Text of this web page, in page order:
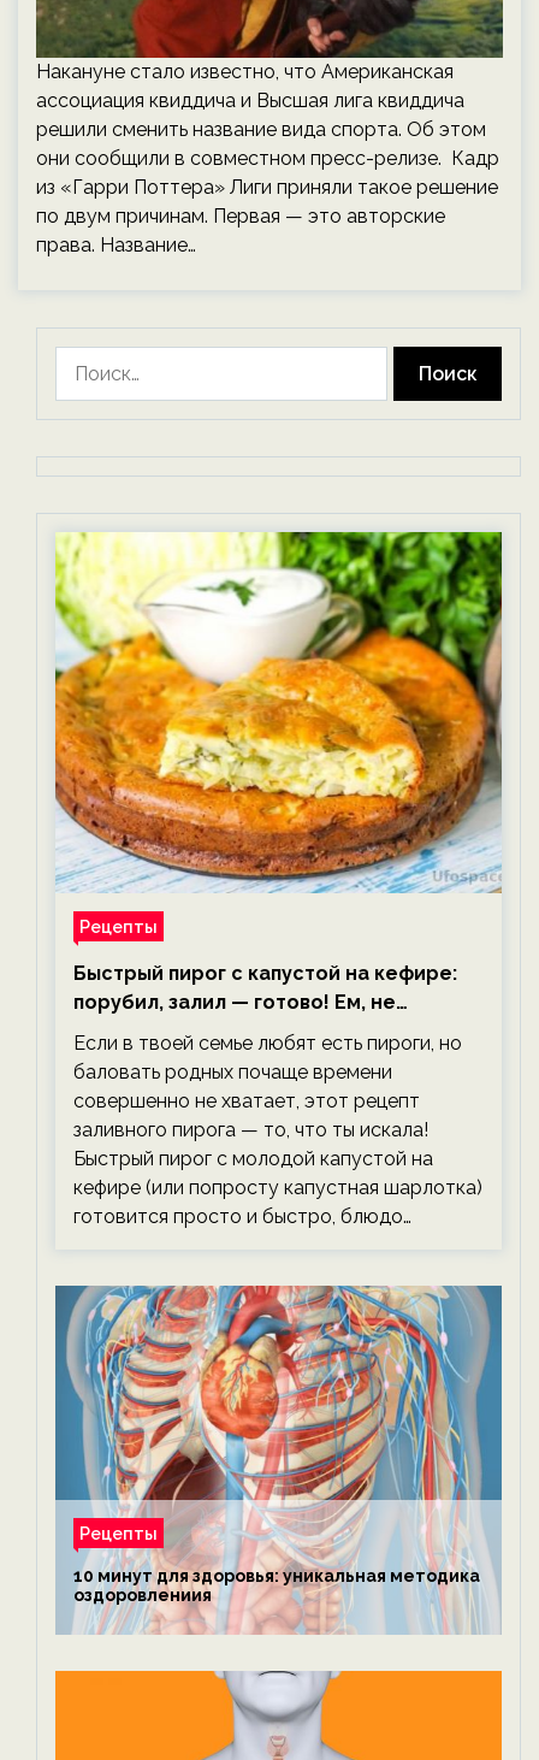
Накануне стало известно, что Американская
ассоциация квиддича и Высшая лига квиддича
решили сменить название вида спорта. Об этом
они сообщили в совместном пресс-релизе. Кадр
из «Гарри Поттера» Лиги приняли такое решение
по двум причинам. Первая — это авторские
права. Название…
Рецепты
Быстрый пирог с капустой на кефире:
порубил, залил — готово! Ем, не
тревожась о фигуре!
Если в твоей семье любят есть пироги, но
баловать родных почаще времени
совершенно не хватает, этот рецепт
заливного пирога — то, что ты искала!
Быстрый пирог с молодой капустой на
кефире (или попросту капустная шарлотка)
готовится просто и быстро, блюдо…
Рецепты
10 минут для здоровья: уникальная методика
оздоровлениия